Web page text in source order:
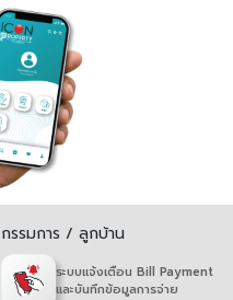
กรรมการ / ลูกบ้าน
ระบบแจ้งเตือน Bill Payment
และบันทึกข้อมูลการจ่าย